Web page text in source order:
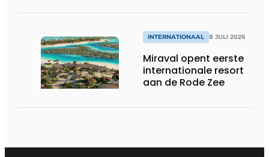
INTERNATIONAAL 8 JULI 2026
Miraval opent eerste
internationale resort
aan de Rode Zee